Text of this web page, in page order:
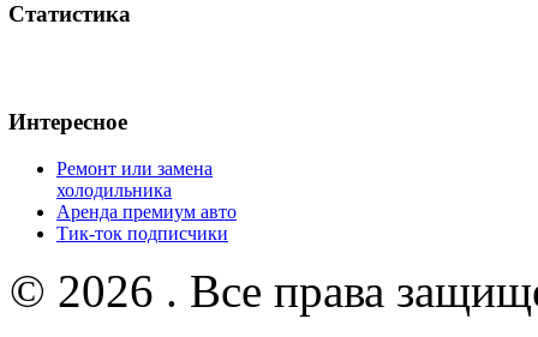
Статистика
Интересное
Ремонт или замена
холодильника
Аренда премиум авто
Тик-ток подписчики
© 2026 . Все права